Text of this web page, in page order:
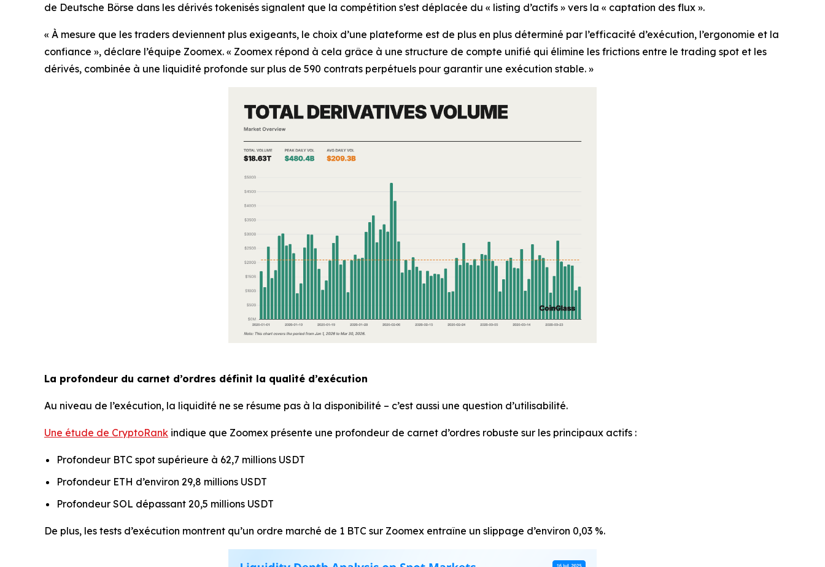
de Deutsche Börse dans les dérivés tokenisés signalent que la compétition s’est déplacée du « listing d’actifs » vers la « captation des flux ».
« À mesure que les traders deviennent plus exigeants, le choix d’une plateforme est de plus en plus déterminé par l’efficacité d’exécution, l’ergonomie et la
confiance », déclare l’équipe Zoomex. « Zoomex répond à cela grâce à une structure de compte unifié qui élimine les frictions entre le trading spot et les
dérivés, combinée à une liquidité profonde sur plus de 590 contrats perpétuels pour garantir une exécution stable. »
La profondeur du carnet d’ordres définit la qualité d’exécution
Au niveau de l’exécution, la liquidité ne se résume pas à la disponibilité – c’est aussi une question d’utilisabilité.
Une étude de CryptoRank indique que Zoomex présente une profondeur de carnet d’ordres robuste sur les principaux actifs :
Profondeur BTC spot supérieure à 62,7 millions USDT
Profondeur ETH d’environ 29,8 millions USDT
Profondeur SOL dépassant 20,5 millions USDT
De plus, les tests d’exécution montrent qu’un ordre marché de 1 BTC sur Zoomex entraîne un slippage d’environ 0,03 %.